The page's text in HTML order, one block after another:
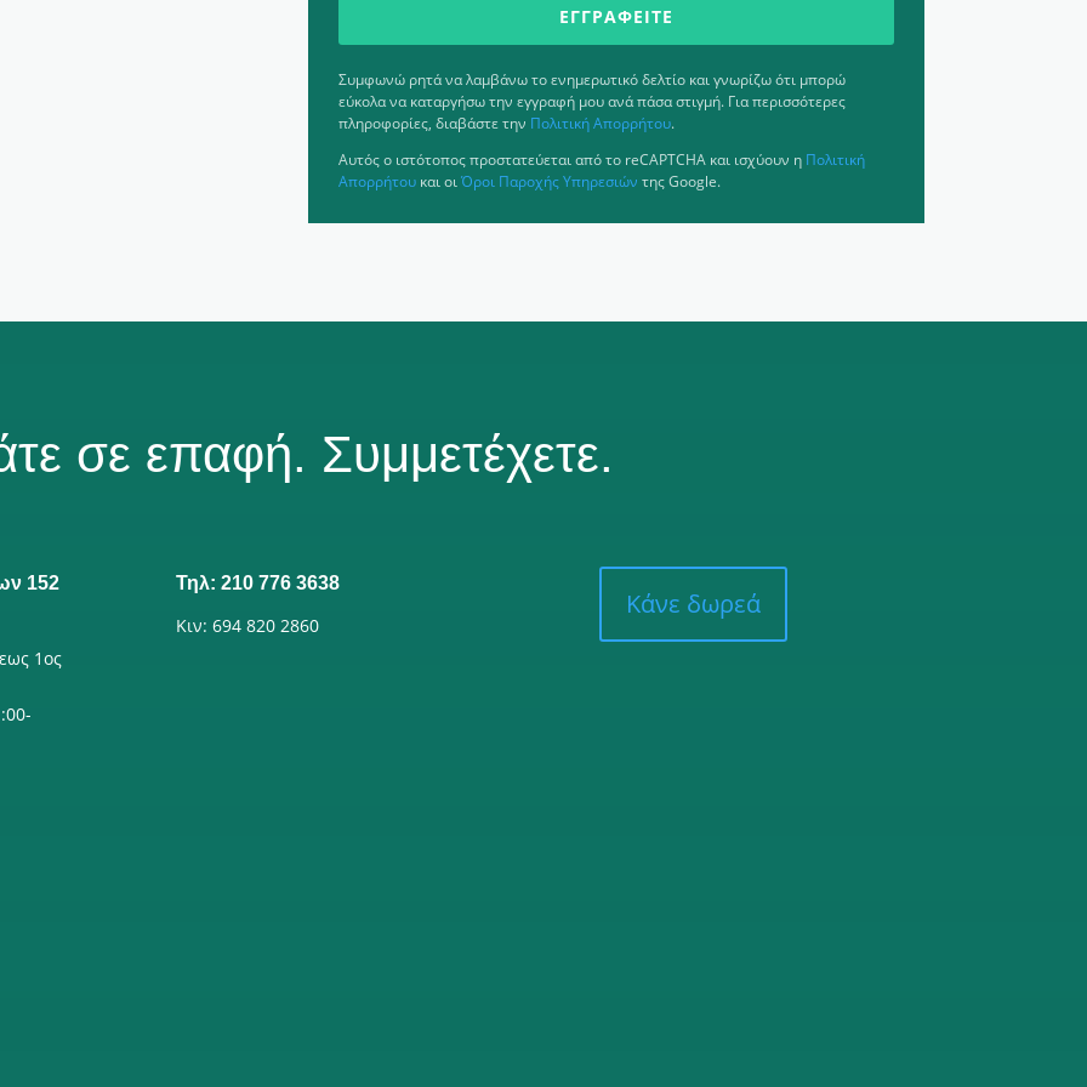
ΕΓΓΡΑΦΕΊΤΕ
Συμφωνώ ρητά να λαμβάνω το ενημερωτικό δελτίο και γνωρίζω ότι μπορώ
εύκολα να καταργήσω την εγγραφή μου ανά πάσα στιγμή. Για περισσότερες
πληροφορίες, διαβάστε την Πολιτική Απορρήτου.
Αυτός ο ιστότοπος προστατεύεται από το reCAPTCHA και ισχύουν η Πολιτική
Απορρήτουκαι οιΌροι Παροχής Υπηρεσιών της Google.
σε επαφή. Συμμετέχετε.
152
1ος
Τηλ: 210 776 3638
Κιν: 694 820 2860
Κάνε δωρεά